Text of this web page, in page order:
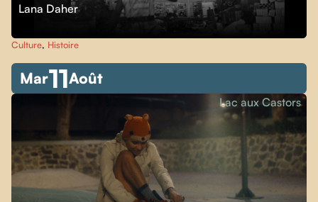
Lana Daher
Culture, Histoire
Mar11Août
Lac aux Castors